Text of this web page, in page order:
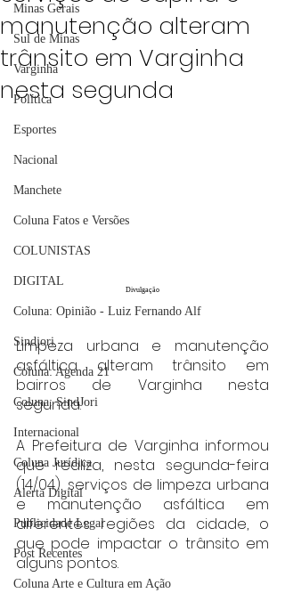
Minas Gerais
Sul de Minas
Varginha
Política
Esportes
Nacional
Manchete
Coluna Fatos e Versões
COLUNISTAS
DIGITAL
Coluna: Opinião - Luiz Fernando Alf
Sindjori
Coluna: Agenda 21
Coluna: SindJori
Internacional
Coluna Jurídica
Alerta Digital
Publicidade Legal
Post Recentes
Coluna Arte e Cultura em Ação
manutenção alteram
trânsito em Varginha
nesta segunda
Divulgação
Limpeza urbana e manutenção
asfáltica alteram trânsito em
bairros de Varginha nesta
segunda.
A Prefeitura de Varginha informou
que realiza, nesta segunda-feira
(14/04), serviços de limpeza urbana
e manutenção asfáltica em
diferentes regiões da cidade, o
que pode impactar o trânsito em
alguns pontos.